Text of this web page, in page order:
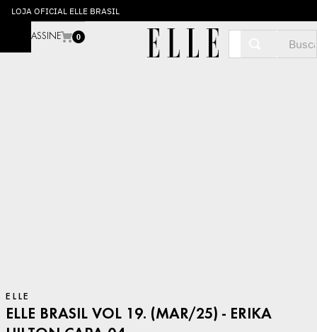
LOJA OFICIAL ELLE BRASIL
ASSINE 0
ELLE
ELLE BRASIL VOL 19. (MAR/25) - ERIKA